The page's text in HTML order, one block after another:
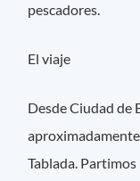
pescadores.
El viaje
Desde Ciudad de
Tablada.